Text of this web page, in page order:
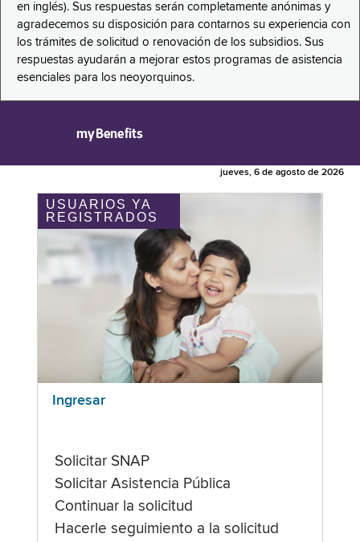
en inglés). Sus respuestas serán completamente anónimas y
agradecemos su disposición para contarnos su experiencia con
los trámites de solicitud o renovación de los subsidios. Sus
respuestas ayudarán a mejorar estos programas de asistencia
esenciales para los neoyorquinos.
myBenefits
jueves, 6 de agosto de 2026
USUARIOS YA
REGISTRADOS
Ingresar
Solicitar SNAP
Solicitar Asistencia Pública
Continuar la solicitud
Hacerle seguimiento a la solicitud